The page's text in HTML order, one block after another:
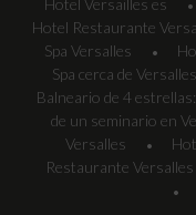
Hotel Versailles es •
Hotel Restaurante
Spa Versalles •
Spa cerca de Versalles
Balneario de 4
de un seminario en
Versalles
•
Restaurante Versalles
•